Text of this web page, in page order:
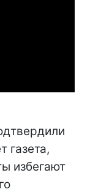
газета,
избегают